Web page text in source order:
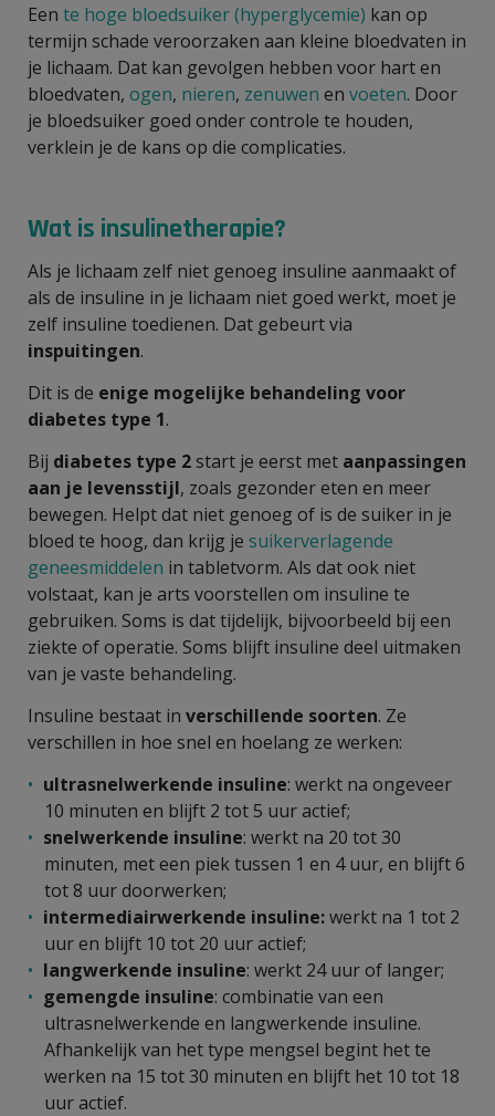
Een te hoge bloedsuiker (hyperglycemie) kan op
termijn schade veroorzaken aan kleine bloedvaten in
je lichaam. Dat kan gevolgen hebben voor hart en
bloedvaten, ogen, nieren, zenuwen en voeten. Door
je bloedsuiker goed onder controle te houden,
verklein je de kans op die complicaties.
Wat is insulinetherapie?
Als je lichaam zelf niet genoeg insuline aanmaakt of
als de insuline in je lichaam niet goed werkt, moet je
zelf insuline toedienen. Dat gebeurt via
inspuitingen.
Dit is de enige mogelijke behandeling voor
diabetes type 1.
Bij diabetes type 2start je eerst met aanpassingen
aan je levensstijl, zoals gezonder eten en meer
bewegen. Helpt dat niet genoeg of is de suiker in je
bloed te hoog, dan krijg je suikerverlagende
geneesmiddelen in tabletvorm. Als dat ook niet
volstaat, kan je arts voorstellen om insuline te
gebruiken. Soms is dat tijdelijk, bijvoorbeeld bij een
ziekte of operatie. Soms blijft insuline deel uitmaken
van je vaste behandeling.
Insuline bestaat in verschillende soorten. Ze
verschillen in hoe snel en hoelang ze werken:
ultrasnelwerkende insuline: werkt na ongeveer
10 minuten en blijft 2 tot 5 uur actief;
snelwerkende insuline: werkt na 20 tot 30
minuten, met een piek tussen 1 en 4 uur, en blijft 6
tot 8 uur doorwerken;
intermediairwerkende insuline:werkt na 1 tot 2
uur en blijft 10 tot 20 uur actief;
langwerkende insuline: werkt 24 uur of langer;
gemengde insuline: combinatie van een
ultrasnelwerkende en langwerkende insuline.
Afhankelijk van het type mengsel begint het te
werken na 15 tot 30 minuten en blijft het 10 tot 18
uur actief.